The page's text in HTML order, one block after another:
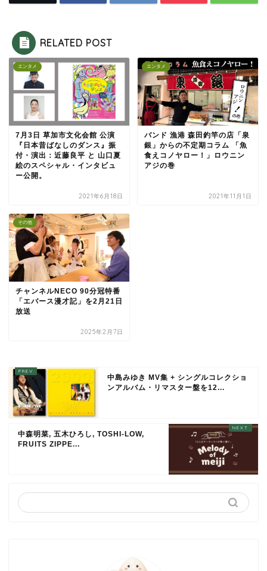
RELATED POST
エンタメ
7月3日 草加市文化会館 公演
『日本昔ばなしのダンス』振
付・演出：近藤良平 と 山口夏
絵のスペシャル・インタビュ
ー公開。
2021年6月18日
エンタメ
バンド 漁港 森田釣竿の店「泉
銀」からの不定期コラム 「魚
食えコノヤロー！」ロウニン
アジの巻
2021年11月1日
その他
チャンネルNECO 90分冠特番
「エバース漫才記」を2月21日
放送
2025年2月7日
中島みゆき MV集 + シングルコレクショ
ンアルバム・リマスター盤を12...
中森明菜, 五木ひろし, TOSHI-LOW,
FRUITS ZIPPE...